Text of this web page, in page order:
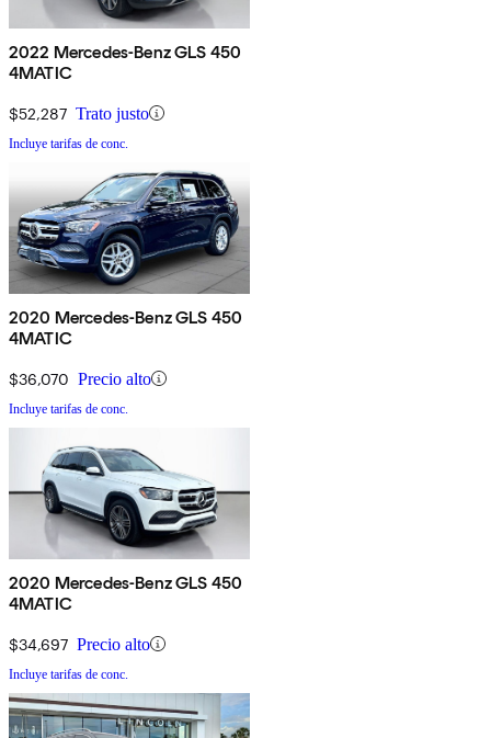
2022 Mercedes-Benz GLS 450
4MATIC
$52,287 Trato justo
Incluye tarifas de conc.
2020 Mercedes-Benz GLS 450
4MATIC
$36,070 Precio alto
Incluye tarifas de conc.
2020 Mercedes-Benz GLS 450
4MATIC
$34,697 Precio alto
Incluye tarifas de conc.